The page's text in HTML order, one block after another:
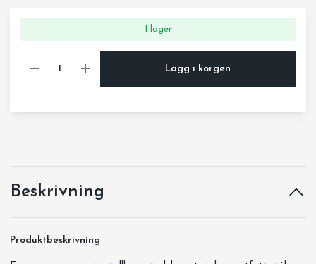
I lager
Lägg i korgen
Beskrivning
Produktbeskrivning